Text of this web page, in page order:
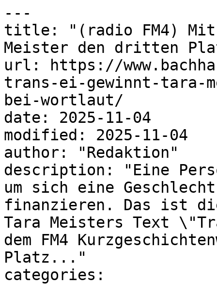
---
title: "(radio FM4) Mit
Meister den dritten
url: https://
trans-ei-gewinnt-tara-
bei-wortlaut/
date: 2025-11-04
modified: 2025-11-04
author: "Redaktion"
description: "Eine
um sich eine
finanzieren. Das ist
Tara Meisters Text
dem FM4
Platz..."
categories: